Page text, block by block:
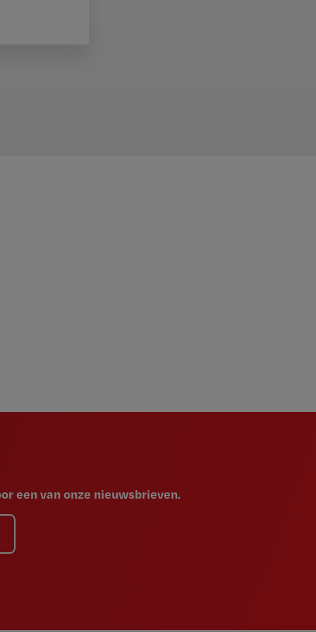
een van onze nieuwsbrieven.